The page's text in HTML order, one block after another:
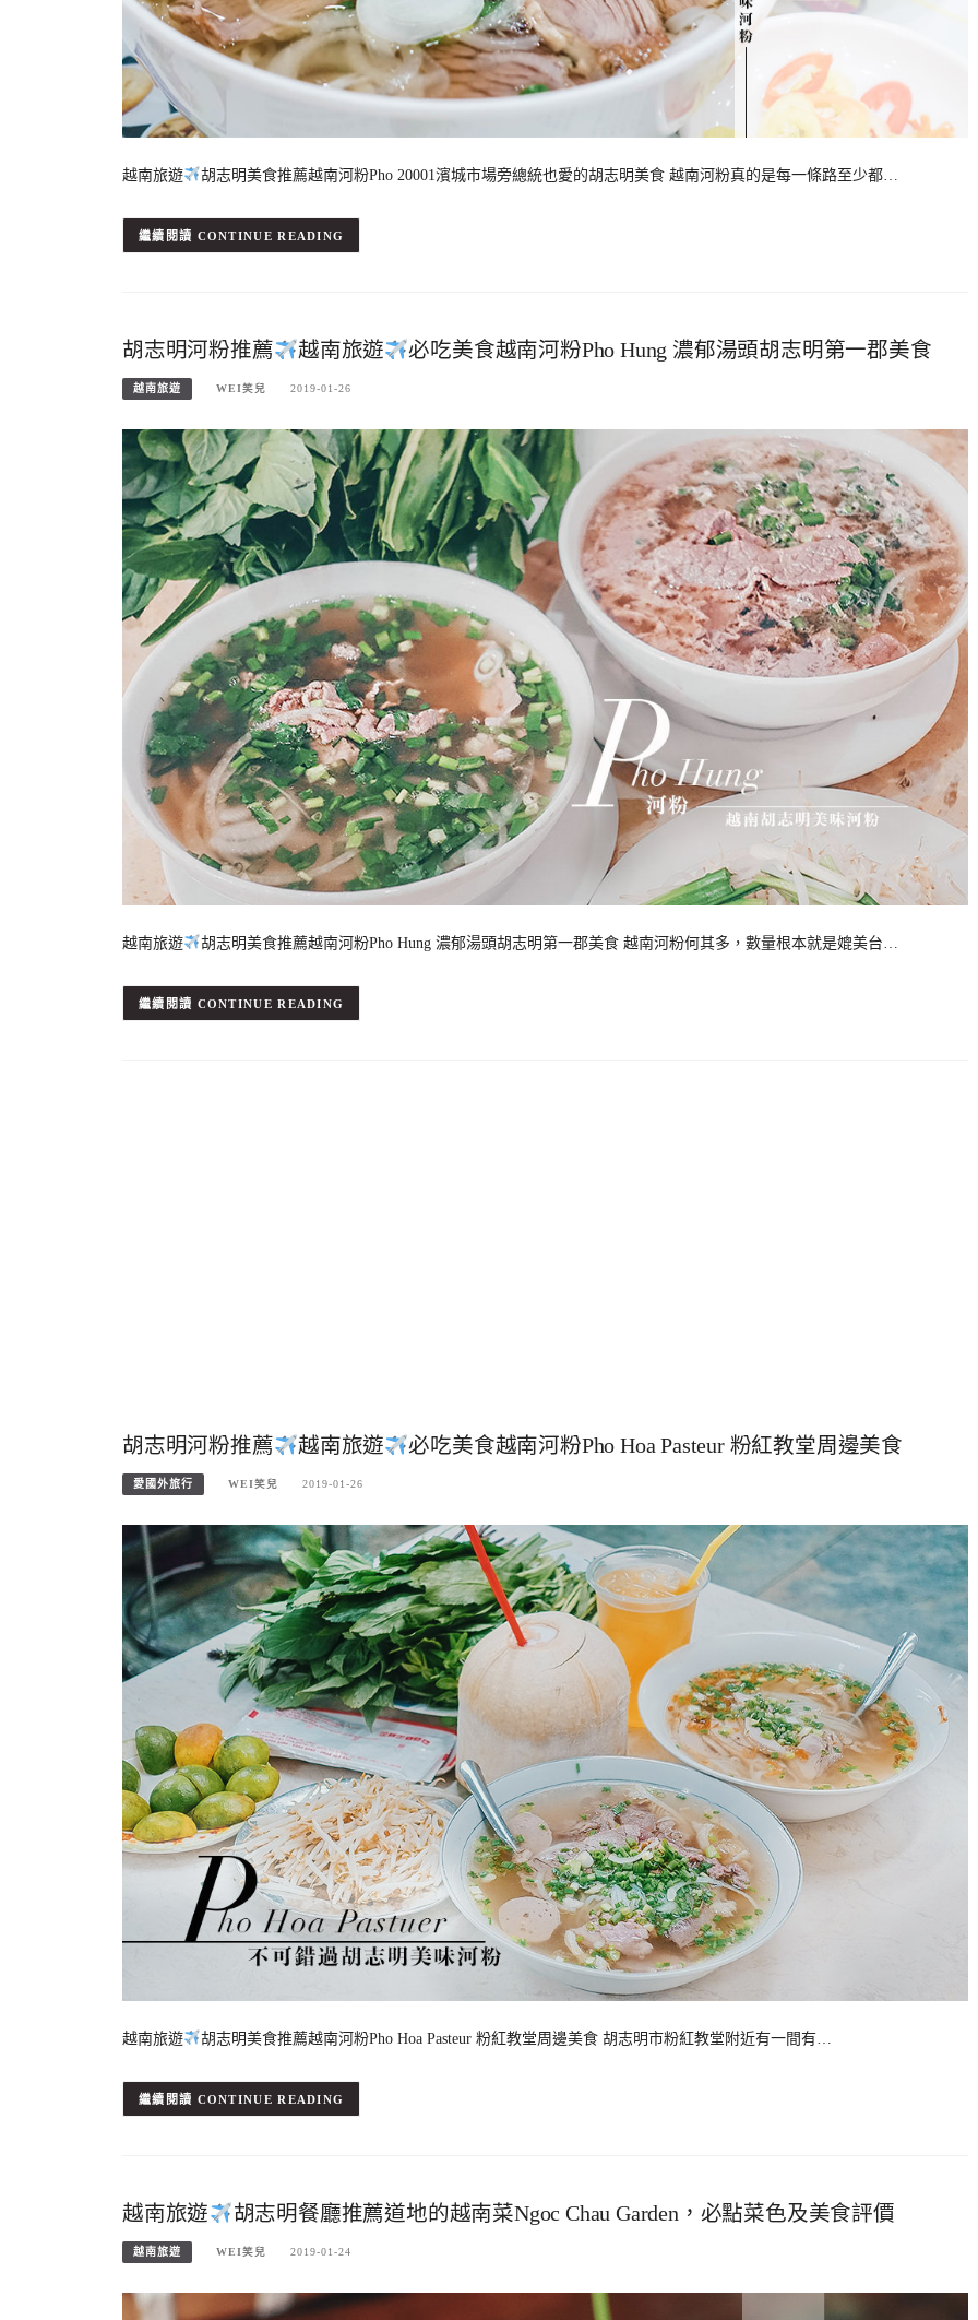
越南旅遊 胡志明美食推薦越南河粉Pho 20001濱城市場旁總統也愛的胡志明美食 越南河粉真的是每一條路至少都…
CONTINUE READING
胡志明河粉推薦 越南旅遊 必吃美食越南河粉Pho Hung 濃郁湯頭胡志明第一郡美食
越南旅遊 WEI笑兒 2019-01-26
越南旅遊 胡志明美食推薦越南河粉Pho Hung 濃郁湯頭胡志明第一郡美食 越南河粉何其多，數量根本就是媲美台…
CONTINUE READING
胡志明河粉推薦 越南旅遊 必吃美食越南河粉Pho Hoa Pasteur 粉紅教堂周邊美食
愛國外旅行 WEI笑兒 2019-01-26
越南旅遊 胡志明美食推薦越南河粉Pho Hoa Pasteur 粉紅教堂周邊美食 胡志明市粉紅教堂附近有一間有…
CONTINUE READING
越南旅遊 胡志明餐廳推薦道地的越南菜Ngoc Chau Garden，必點菜色及美食評價
越南旅遊 WEI笑兒 2019-01-24